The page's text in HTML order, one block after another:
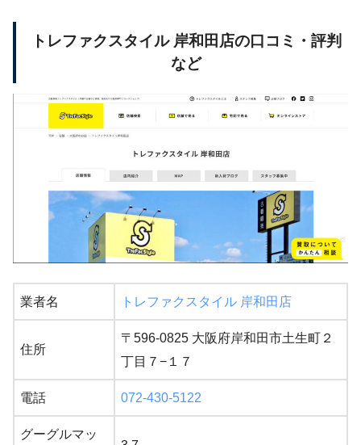
トレファクスタイル 岸和田店の口コミ・評判
など
業者名 トレファクスタイル 岸和田店
住所
〒596-0825 大阪府岸和田市土生町２
丁目７−１７
電話 072-430-5122
グーグルマッ